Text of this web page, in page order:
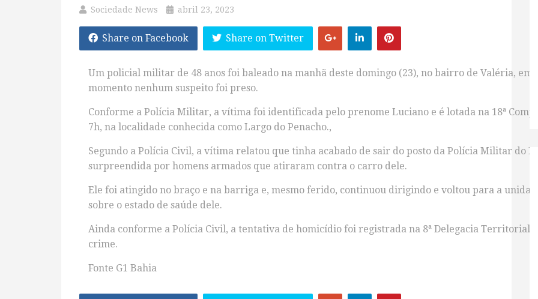
Sociedade News abril 23, 2023
Share on Facebook Share on Twitter
Um policial militar de 48 anos foi baleado na manhã deste domingo (23), no bairro de Valéria, em
momento nenhum suspeito foi preso.
Conforme a Polícia Militar, a vítima foi identificada pelo prenome Luciano e é lotada na 18ª
7h, na localidade conhecida como Largo do Penacho.,
Segundo a Polícia Civil, a vítima relatou que tinha acabado de sair do posto da Polícia Militar do
surpreendida por homens armados que atiraram contra o carro dele.
Ele foi atingido no braço e na barriga e, mesmo ferido, continuou dirigindo e voltou para a
sobre o estado de saúde dele.
Ainda conforme a Polícia Civil, a tentativa de homicídio foi registrada na 8ª Delegacia Territorial
crime.
Fonte G1 Bahia